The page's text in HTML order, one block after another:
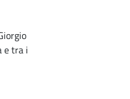
e tra i